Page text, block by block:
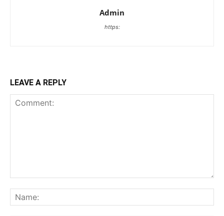
Admin
https:
LEAVE A REPLY